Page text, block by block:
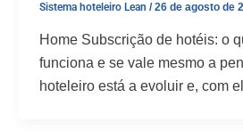
Sistema hoteleiro Lean /26 de agosto de
Home Subscrição de hotéis: o
funciona e se vale mesmo a
hoteleiro está a evoluir e, com